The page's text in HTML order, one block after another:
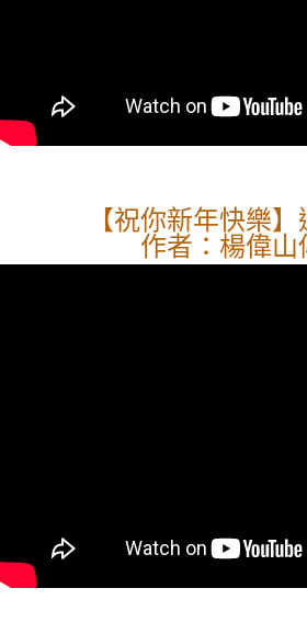
【祝你新年快樂
作者：楊偉山